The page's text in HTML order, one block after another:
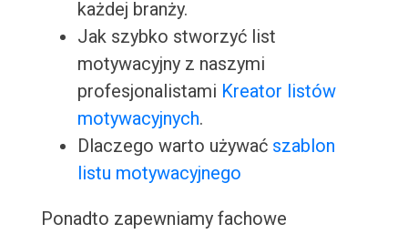
każdej branży.
Jak szybko stworzyć list
motywacyjny z naszymi
profesjonalistami Kreator listów
motywacyjnych.
Dlaczego warto używać szablon
listu motywacyjnego
Ponadto zapewniamy fachowe